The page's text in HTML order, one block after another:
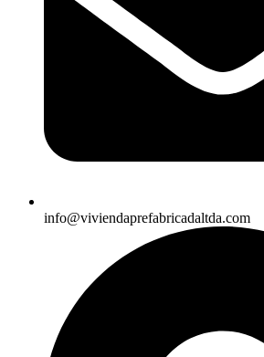
info@viviendaprefabricadaltda.com